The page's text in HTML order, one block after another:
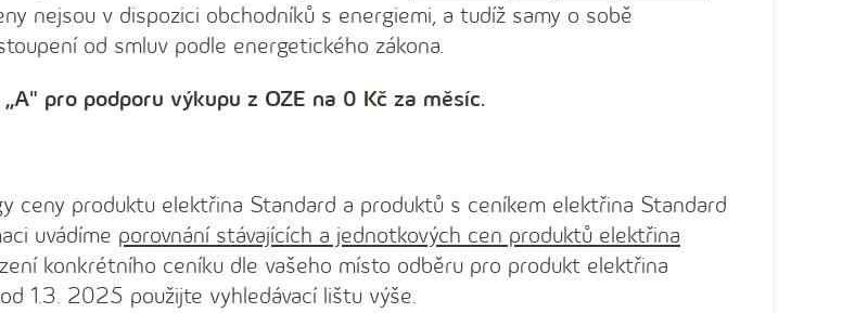
nejsou v dispozici obchodníků s energiemi, a tudíž samy o sobě
od smluv podle energetického zákona.
pro podporu výkupu z OZE na 0 Kč za měsíc.
ceny produktu elektřina Standard a produktů s ceníkem elektřina Standard
uvádíme porovnání stávajících a jednotkových cen produktů elektřina
konkrétního ceníku dle vašeho místo odběru pro produkt elektřina
1.3. 2025 použijte vyhledávací lištu výše.